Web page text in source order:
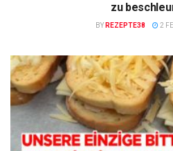
zu
BY REZEPTE38 2